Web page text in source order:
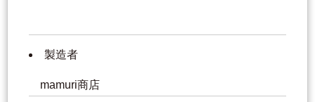
製造者
mamuri商店